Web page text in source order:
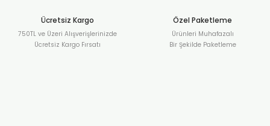
Ücretsiz Kargo
750TL ve Üzeri Alışverişlerinizde
Ücretsiz Kargo Fırsatı
Özel Paketleme
Ürünleri Muhafazalı
Bir Şekilde Paketleme